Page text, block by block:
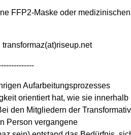
FFP2-Maske oder medizinischen
Aufarbeitungsprozesses
orientiert hat, wie sie innerhalb
den Mitgliedern der
Person vergangene